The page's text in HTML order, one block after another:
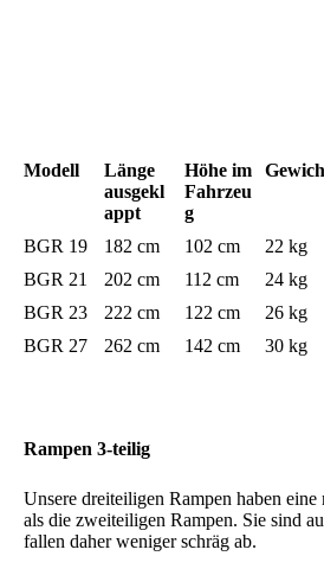
Modell
Länge
ausgekl
appt
Höhe im
Fahrzeu
g
BGR 19 182 cm 102 cm 22 kg
BGR 21
202 cm 112 cm 24 kg
BGR 23
222 cm 122 cm 26 kg
BGR 27
262 cm 142 cm 30 kg
Rampen 3-teilig
Unsere dreiteiligen Rampen haben
als die zweiteiligen Rampen. Sie sind
fallen daher weniger schräg ab.